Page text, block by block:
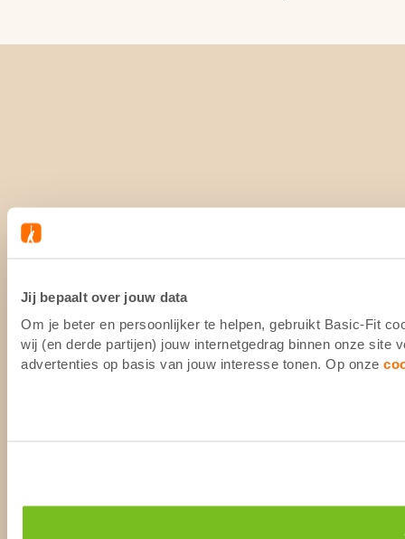
Jij bepaalt over jouw data
Om je beter en persoonlijker te helpen, gebruikt Basic-Fit
wij (en derde partijen) jouw internetgedrag binnen onze site
advertenties op basis van jouw interesse tonen. Op onze